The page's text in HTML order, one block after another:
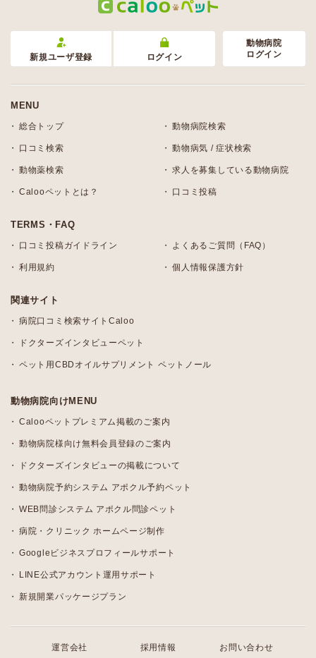
新規ユーザ登録 ログイン
動物病院
ログイン
MENU
総合トップ 動物病院検索
口コミ検索 動物病気 / 症状検索
動物薬検索 求人を募集している動物病院
Calooペットとは？ 口コミ投稿
TERMS・FAQ
口コミ投稿ガイドライン よくあるご質問（FAQ）
利用規約 個人情報保護方針
関連サイト
病院口コミ検索サイトCaloo
ドクターズインタビューペット
ペット用CBDオイルサプリメント ペットノール
動物病院向けMENU
Calooペットプレミアム掲載のご案内
動物病院様向け無料会員登録のご案内
ドクターズインタビューの掲載について
動物病院予約システム アポクル予約ペット
WEB問診システム アポクル問診ペット
病院・クリニック ホームページ制作
Googleビジネスプロフィールサポート
LINE公式アカウント運用サポート
新規開業パッケージプラン
運営会社 採用情報 お問い合わせ